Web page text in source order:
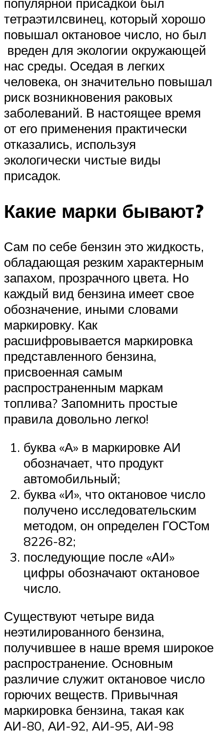
популярной присадкой был
тетраэтилсвинец, который хорошо
повышал октановое число, но был
вреден для экологии окружающей
нас среды. Оседая в легких
человека, он значительно повышал
риск возникновения раковых
заболеваний. В настоящее время
от его применения практически
отказались, используя
экологически чистые виды
присадок.
Какие марки бывают?
Сам по себе бензин это жидкость,
обладающая резким характерным
запахом, прозрачного цвета. Но
каждый вид бензина имеет свое
обозначение, иными словами
маркировку. Как
расшифровывается маркировка
представленного бензина,
присвоенная самым
распространенным маркам
топлива? Запомнить простые
правила довольно легко!
буква «А» в маркировке АИ
обозначает, что продукт
автомобильный;
буква «И», что октановое число
получено исследовательским
методом, он определен ГОСТом
8226-82;
последующие после «АИ»
цифры обозначают октановое
число.
Существуют четыре вида
неэтилированного бензина,
получившее в наше время широкое
распространение. Основным
различие служит октановое число
горючих веществ. Привычная
маркировка бензина, такая как
АИ-80, АИ-92, АИ-95, АИ-98